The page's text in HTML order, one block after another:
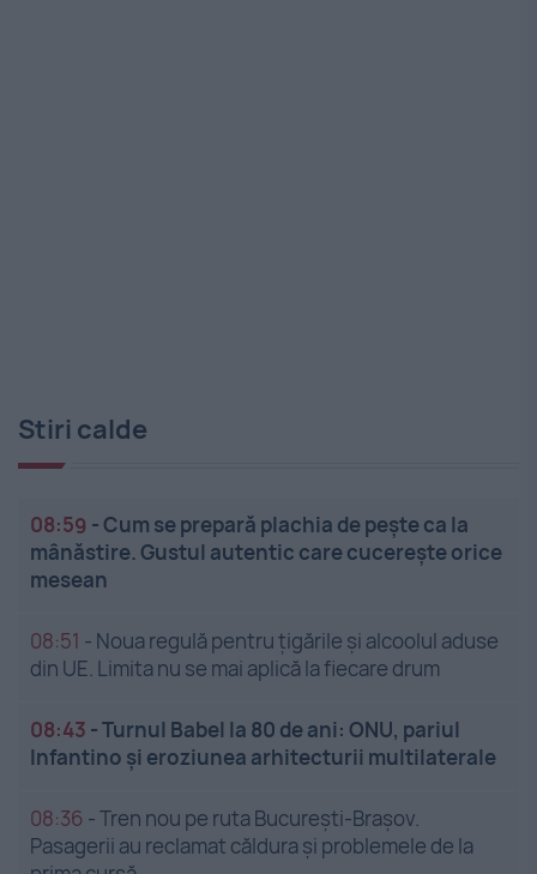
Stiri calde
08:59 -Cum se prepară plachia de pește ca la
mânăstire. Gustul autentic care cucerește orice
mesean
08:51 - Noua regulă pentru țigările și alcoolul aduse
din UE. Limita nu se mai aplică la fiecare drum
08:43 -Turnul Babel la 80 de ani: ONU, pariul
Infantino și eroziunea arhitecturii multilaterale
08:36 -Tren nou pe ruta București-Brașov.
Pasagerii au reclamat căldura și problemele de la